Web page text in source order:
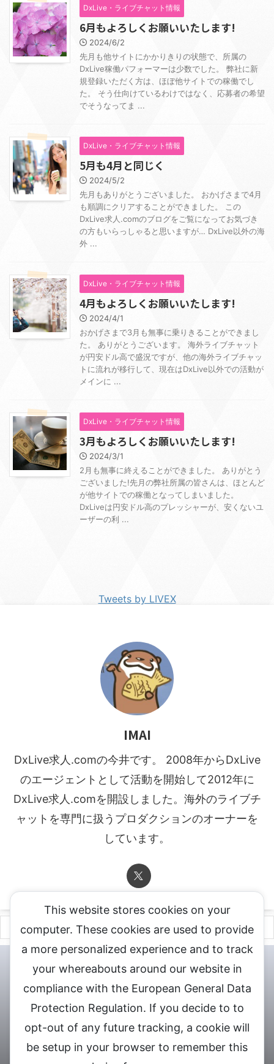
DxLive・ライブチャット情報
6月もよろしくお願いいたします!
2024/6/2
先月も他サイトにかかりきりの状態で、所属の
DxLive稼働パフォーマーは少数でした。 弊社に新
規登録いただく方は、ほぼ他サイトでの稼働でし
た。 そう仕向けているわけではなく、応募者の希望
でそうなってま ...
DxLive・ライブチャット情報
5月も4月と同じく
2024/5/2
先月もありがとうございました。 おかげさまで4月
も順調にクリアすることができました。 この
DxLive求人.comのブログをご覧になってお気づき
の方もいらっしゃると思いますが… DxLive以外の海
外 ...
DxLive・ライブチャット情報
4月もよろしくお願いいたします!
2024/4/1
おかげさまで3月も無事に乗りきることができまし
た。 ありがとうございます。 海外ライブチャット
が円安ドル高で盛況ですが、他の海外ライブチャッ
トに流れが移行して、現在はDxLive以外での活動が
メインに ...
DxLive・ライブチャット情報
3月もよろしくお願いいたします!
2024/3/1
2月も無事に終えることができました。 ありがとう
ございました!先月の弊社所属の皆さんは、ほとんど
が他サイトでの稼働となってしまいました。
DxLiveは円安ドル高のプレッシャーが、安くないユ
ーザーの利 ...
Tweets by LIVEX
IMAI
DxLive求人.comの今井です。 2008年からDxLive
のエージェントとして活動を開始して2012年に
DxLive求人.comを開設しました。海外のライブチ
ャットを専門に扱うプロダクションのオーナーを
しています。
チャットレディ登録申込 DXLIVE求人.comへお問合せ
DXLIVE 退
会・解約・移籍の申請
式サイト
DXLIVEのチャットレディ求人情報サイト
This website stores cookies on your
computer. These cookies are used to provide
a more personalized experience and to track
your whereabouts around our website in
compliance with the European General Data
Protection Regulation. If you decide to to
opt-out of any future tracking, a cookie will
be setup in your browser to remember this